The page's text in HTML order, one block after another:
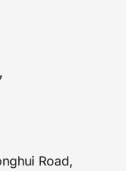
Road,